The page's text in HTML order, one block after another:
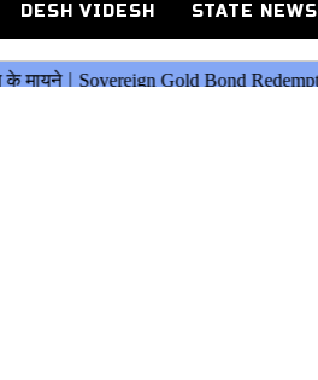
DESH VIDESH STATE NEWS